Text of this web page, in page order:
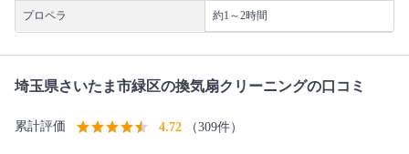
プロペラ 約1～2時間
埼玉県さいたま市緑区の換気扇クリーニングの口コミ
累計評価 4.72 （309件）